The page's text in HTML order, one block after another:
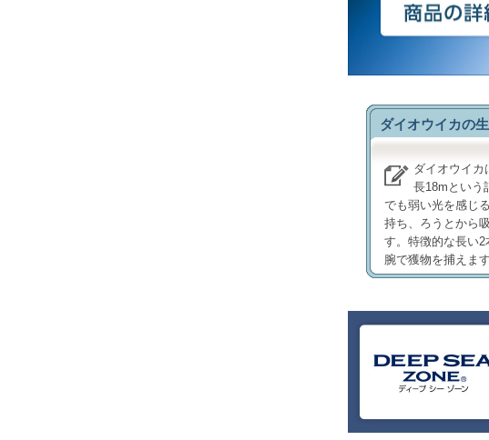
ダイオウイカの
ダイオウイカ
長18mという
でも弱い光を感じ
持ち、ろうとから
す。特徴的な長い
腕で獲物を捕えます